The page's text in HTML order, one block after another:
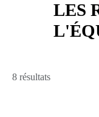
LES
8 résultats